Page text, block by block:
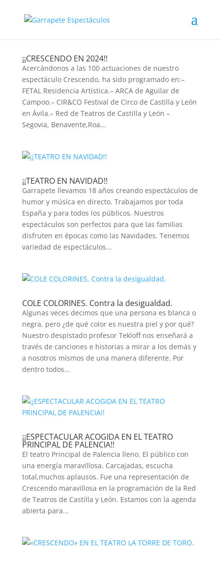
¡¡CRESCENDO EN 2024!!
Acercándonos a las 100 actuaciones de nuestro
espectáculo Crescendo, ha sido programado en:–
FETAL Residencia Artística.– ARCA de Aguilar de
Campoo.– CIR&CO Festival de Circo de Castilla y León
en Ávila.– Red de Teatros de Castilla y León –
Segovia, Benavente,Roa...
¡¡TEATRO EN NAVIDAD!!
Garrapete llevamos 18 años creando espectáculos de
humor y música en directo. Trabajamos por toda
España y para todos los públicos. Nuestros
espectáculos son perfectos para que las familias
disfruten en épocas como las Navidades. Tenemos
variedad de espectáculos...
COLE COLORINES. Contra la desigualdad.
Algunas veces decimos que una persona es blanca o
negra, pero ¿de qué color es nuestra piel y por qué?
Nuestro despistado profesor Tekloff nos enseñará a
través de canciones e historias a mirar a los demás y
a nosotros mismos de una manera diferente. Por
dentro todos...
¡¡ESPECTACULAR ACOGIDA EN EL TEATRO
PRINCIPAL DE PALENCIA!!
El teatro Principal de Palencia lleno. El público con
una energía maravillosa. Carcajadas, escucha
total,muchos aplausos. Fue una representación de
Crescendo maravillosa en la programación de la Red
de Teatros de Castilla y León. Estamos con la agenda
abierta para...